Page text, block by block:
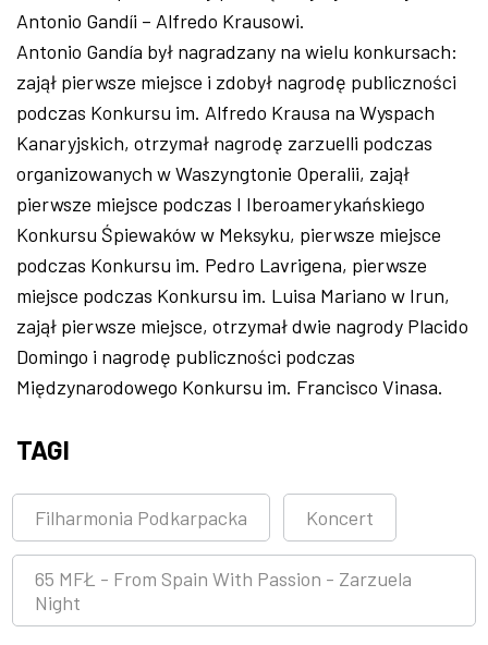
Antonio Gandíi – Alfredo Krausowi.
Antonio Gandía był nagradzany na wielu konkursach:
zajął pierwsze miejsce i zdobył nagrodę publiczności
podczas Konkursu im. Alfredo Krausa na Wyspach
Kanaryjskich, otrzymał nagrodę zarzuelli podczas
organizowanych w Waszyngtonie Operalii, zajął
pierwsze miejsce podczas I Iberoamerykańskiego
Konkursu Śpiewaków w Meksyku, pierwsze miejsce
podczas Konkursu im. Pedro Lavrigena, pierwsze
miejsce podczas Konkursu im. Luisa Mariano w Irun,
zajął pierwsze miejsce, otrzymał dwie nagrody Placido
Domingo i nagrodę publiczności podczas
Międzynarodowego Konkursu im. Francisco Vinasa.
TAGI
Filharmonia Podkarpacka Koncert
65 MFŁ - From Spain With Passion - Zarzuela
Night